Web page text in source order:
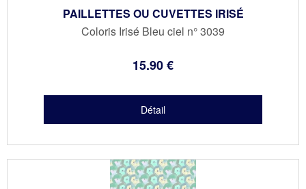
PAILLETTES OU CUVETTES IRISÉ
Coloris Irisé Bleu ciel n° 3039
15.90€